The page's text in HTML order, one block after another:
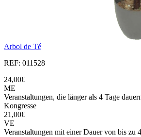
Arbol de Té
REF: 011528
24,00€
ME
Veranstaltungen, die länger als 4 Tage
Kongresse
21,00€
VE
Veranstaltungen mit einer Dauer von bis zu